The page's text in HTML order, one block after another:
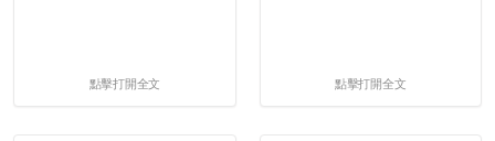
點擊打開全文 點擊打開全文